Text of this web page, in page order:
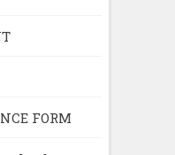
FORM